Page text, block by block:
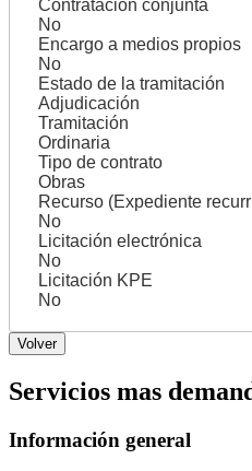
Contratación conjunta
No
Encargo a medios propios
No
Estado de la tramitación
Adjudicación
Tramitación
Ordinaria
Tipo de contrato
Obras
Recurso (Expediente
No
Licitación electrónica
No
Licitación KPE
No
Servicios mas
Información general